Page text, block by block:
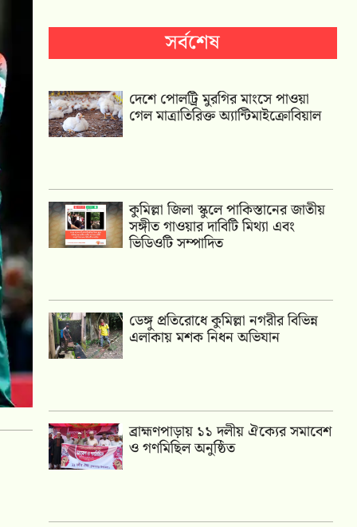
সর্বশেষ
দেশে পোলট্রি মুরগির মাংসে পাওয়া
গেল মাত্রাতিরিক্ত অ্যান্টিমাইক্রোবিয়াল
কুমিল্লা জিলা স্কুলে পাকিস্তানের জাতীয়
সঙ্গীত গাওয়ার দাবিটি মিথ্যা এবং
ভিডিওটি সম্পাদিত
ডেঙ্গু প্রতিরোধে কুমিল্লা নগরীর বিভিন্ন
এলাকায় মশক নিধন অভিযান
‎ব্রাহ্মণপাড়ায় ১১ দলীয় ঐক্যের সমাবেশ
ও গণমিছিল অনুষ্ঠিত